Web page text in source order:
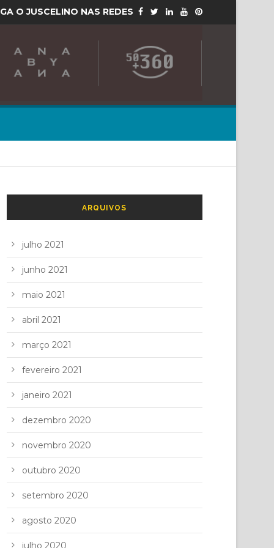
O JUSCELINO NAS REDES
ARQUIVOS
julho 2021
junho 2021
maio 2021
abril 2021
março 2021
fevereiro 2021
janeiro 2021
dezembro 2020
novembro 2020
outubro 2020
setembro 2020
agosto 2020
julho 2020